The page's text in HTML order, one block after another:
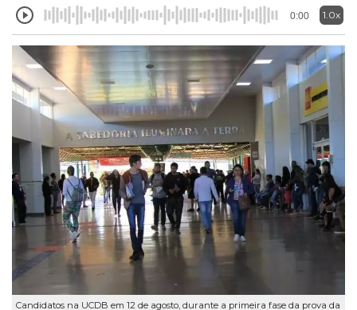
0:00 1.0x
Candidatos na UCDB em 12 de agosto, durante a primeira fase da prova da